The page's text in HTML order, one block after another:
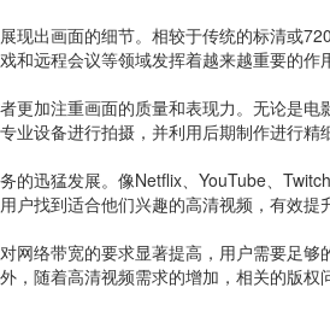
现出画面的细节。相较于传统的标清或
和远程会议等领域发挥着越来越重要的
更加注重画面的质量和表现力。无论是
业设备进行拍摄，并利用后期制作进行
的迅猛发展。像Netflix、YouTube、
找到适合他们兴趣的高清视频，有效提
网络带宽的要求显著提高，用户需要足
，随着高清视频需求的增加，相关的版